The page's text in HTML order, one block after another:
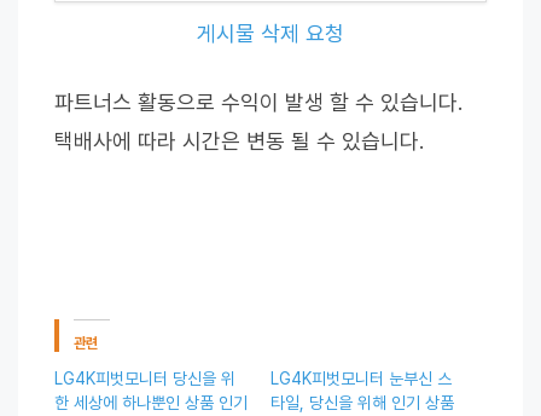
게시물 삭제 요청
파트너스 활동으로 수익이 발생 할 수 있습니다.
택배사에 따라 시간은 변동 될 수 있습니다.
관련
LG4K피벗모니터 당신을 위
한 세상에 하나뿐인 상품 인기
LG4K피벗모니터 눈부신 스
타일, 당신을 위해 인기 상품